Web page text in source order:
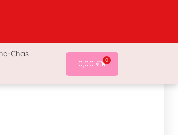
Accessoires Cha-Chas
Chas
0,00 € 0